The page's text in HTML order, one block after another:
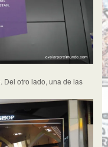
Del otro lado, una de las